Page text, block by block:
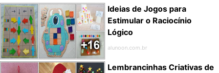
Ideias de Jogos para
Estimular o Raciocínio
Lógico
alunoon.com.br
Lembrancinhas Criativas de